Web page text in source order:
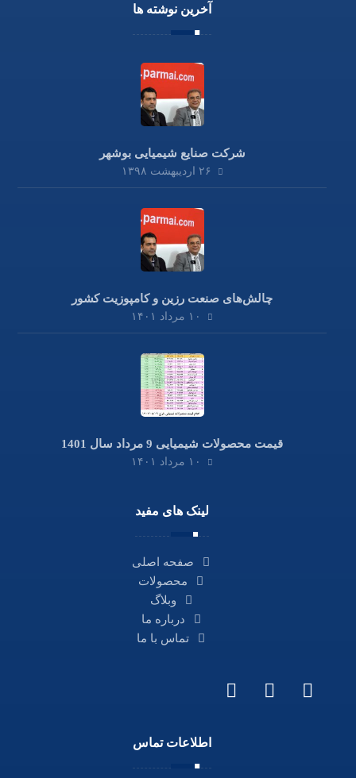
آخرین نوشته ها
شرکت صنایع شیمیایی بوشهر
۲۶ اردیبهشت ۱۳۹۸
چالش‌های صنعت رزین و کامپوزیت کشور
۱۰ مرداد ۱۴۰۱
قیمت محصولات شیمیایی 9 مرداد سال 1401
۱۰ مرداد ۱۴۰۱
لینک های مفید
صفحه اصلی
محصولات
وبلاگ
درباره ما
تماس با ما
اطلاعات تماس